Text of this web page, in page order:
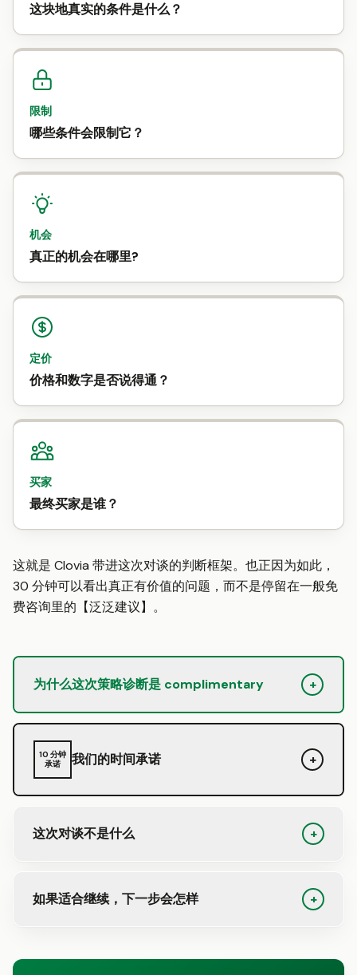
这块地真实的条件是什么？
限制
哪些条件会限制它？
机会
真正的机会在哪里?
定价
价格和数字是否说得通？
买家
最终买家是谁？
这就是 Clovia 带进这次对谈的判断框架。也正因为如此，
30 分钟可以看出真正有价值的问题，而不是停留在一般免
费咨询里的【泛泛建议】。
为什么这次策略诊断是 complimentary +
10 分钟
承诺
我们的时间承诺 +
这次对谈不是什么 +
如果适合继续，下一步会怎样 +